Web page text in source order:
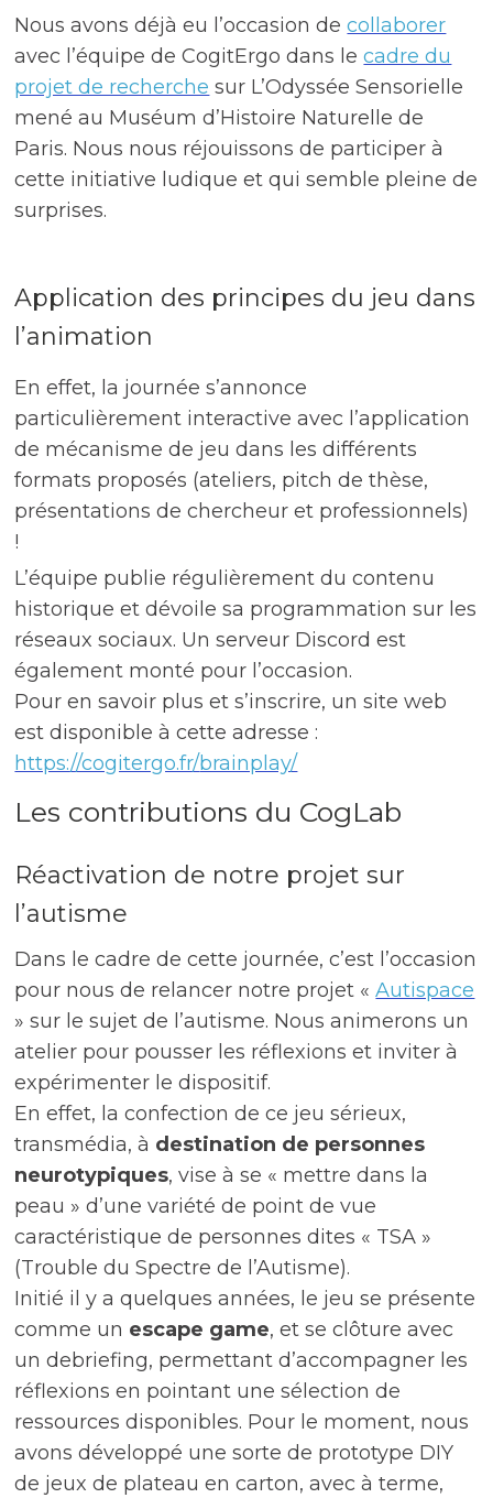
Nous avons déjà eu l’occasion decollaborer
avec l’équipe de CogitErgo dans lecadre du
projet de recherche sur L’Odyssée Sensorielle
mené au Muséum d’Histoire Naturelle de
Paris. Nous nous réjouissons de participer à
cette initiative ludique et qui semble pleine de
surprises.
Application des principes du jeu dans
l’animation
En effet, la journée s’annonce
particulièrement interactive avec l’application
de mécanisme de jeu dans les différents
formats proposés (ateliers, pitch de thèse,
présentations de chercheur et professionnels)
!
L’équipe publie régulièrement du contenu
historique et dévoile sa programmation sur les
réseaux sociaux. Un serveur Discord est
également monté pour l’occasion.
Pour en savoir plus et s’inscrire, un site web
est disponible à cette adresse :
https://cogitergo.fr/brainplay/
Les contributions du CogLab
Réactivation de notre projet sur
l’autisme
Dans le cadre de cette journée, c’est l’occasion
pour nous de relancer notre projet «Autispace
» sur le sujet de l’autisme. Nous animerons un
atelier pour pousser les réflexions et inviter à
expérimenter le dispositif.
En effet, la confection de ce jeu sérieux,
transmédia, à destination de personnes
neurotypiques, vise à se « mettre dans la
peau » d’une variété de point de vue
caractéristique de personnes dites « TSA »
(Trouble du Spectre de l’Autisme).
Initié il y a quelques années, le jeu se présente
comme un escape game, et se clôture avec
un debriefing, permettant d’accompagner les
réflexions en pointant une sélection de
ressources disponibles. Pour le moment, nous
avons développé une sorte de prototype DIY
de jeux de plateau en carton, avec à terme,